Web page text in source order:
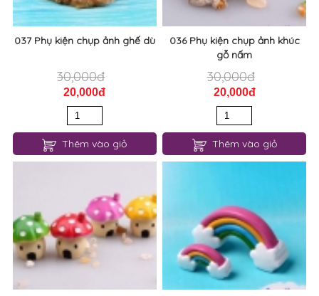
037 Phụ kiện chụp ảnh ghế dù
30,000đ
20,000đ
Thêm vào giỏ
036 Phụ kiện chụp ảnh khúc
gỗ nấm
30,000đ
20,000đ
Thêm vào giỏ